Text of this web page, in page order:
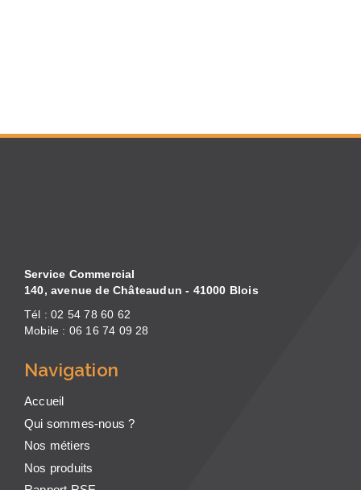
Service Commercial
140, avenue de Châteaudun - 41000 Blois
Tél : 02 54 78 60 62
Mobile : 06 16 74 09 28
Navigation
Accueil
Qui sommes-nous ?
Nos métiers
Nos produits